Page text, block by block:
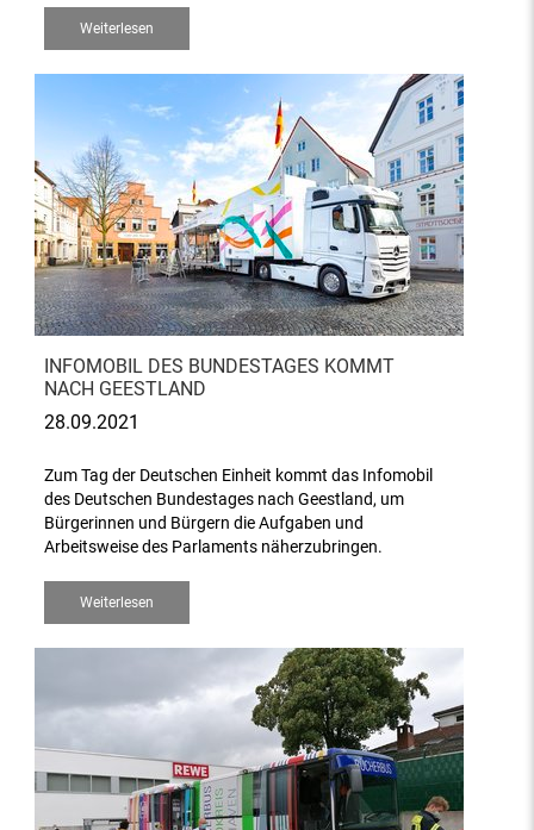
Weiterlesen
INFOMOBIL DES BUNDESTAGES KOMMT
NACH GEESTLAND
28.09.2021
Zum Tag der Deutschen Einheit kommt das Infomobil
des Deutschen Bundestages nach Geestland, um
Bürgerinnen und Bürgern die Aufgaben und
Arbeitsweise des Parlaments näherzubringen.
Weiterlesen